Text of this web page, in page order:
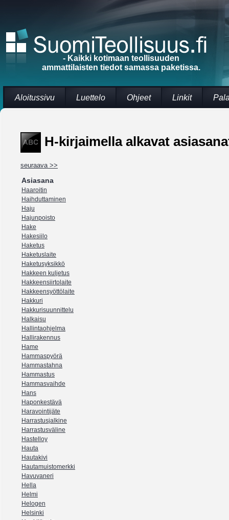
- Kaikki kotimaan teollisuuden
ammattilaisten tiedot samassa paketissa.
Aloitussivu Luettelo Ohjeet Linkit
H-kirjaimella alkavat
seuraava >>
Asiasana
Haaroitin
Haihduttaminen
Haju
Hajunpoisto
Hake
Hakesiilo
Haketus
Haketuslaite
Haketusyksikkö
Hakkeen kuljetus
Hakkeensiirtolaite
Hakkeensyöttölaite
Hakkuri
Hakkurisuunnittelu
Halkaisu
Hallintaohjelma
Hallirakennus
Hame
Hammaspyörä
Hammastahna
Hammastus
Hammasvaihde
Hans
Haponkestävä
Haravointijäte
Harrastusjalkine
Harrastusväline
Hastelloy
Hauta
Hautakivi
Hautamuistomerkki
Havuvaneri
Hella
Helmi
Helogen
Helsinki